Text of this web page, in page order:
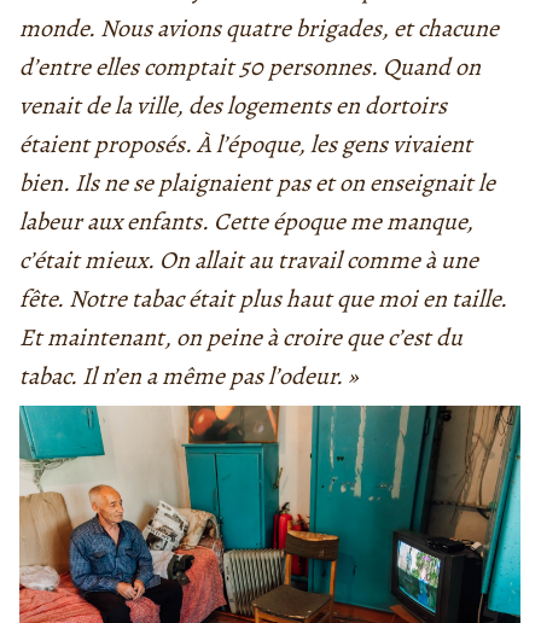
monde. Nous avions quatre brigades, et chacune
d’entre elles comptait 50 personnes. Quand on
venait de la ville, des logements en dortoirs
étaient proposés. À l’époque, les gens vivaient
bien. Ils ne se plaignaient pas et on enseignait le
labeur aux enfants. Cette époque me manque,
c’était mieux. On allait au travail comme à une
fête. Notre tabac était plus haut que moi en taille.
Et maintenant, on peine à croire que c’est du
tabac. Il n’en a même pas l’odeur. »